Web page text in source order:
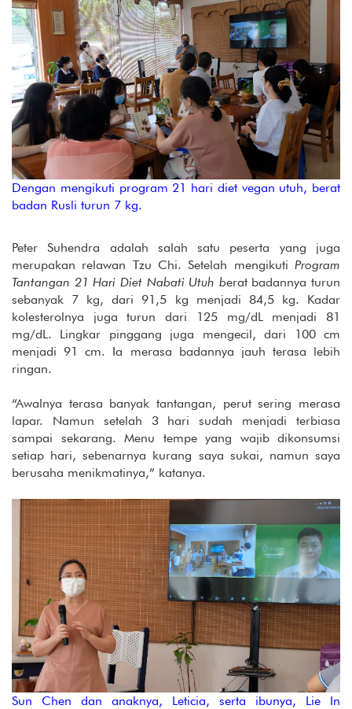
Dengan mengikuti program 21 hari diet vegan utuh, berat
badan Rusli turun 7 kg.
Peter Suhendra adalah salah satu peserta yang juga
merupakan relawan Tzu Chi. Setelah mengikuti Program
Tantangan 21 Hari Diet Nabati Utuh berat badannya turun
sebanyak 7 kg, dari 91,5 kg menjadi 84,5 kg. Kadar
kolesterolnya juga turun dari 125 mg/dL menjadi 81
mg/dL. Lingkar pinggang juga mengecil, dari 100 cm
menjadi 91 cm. Ia merasa badannya jauh terasa lebih
ringan.
“Awalnya terasa banyak tantangan, perut sering merasa
lapar. Namun setelah 3 hari sudah menjadi terbiasa
sampai sekarang. Menu tempe yang wajib dikonsumsi
setiap hari, sebenarnya kurang saya sukai, namun saya
berusaha menikmatinya,” katanya.
Sun Chen dan anaknya, Leticia, serta ibunya, Lie In